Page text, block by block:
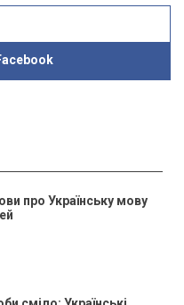
про Українську мову